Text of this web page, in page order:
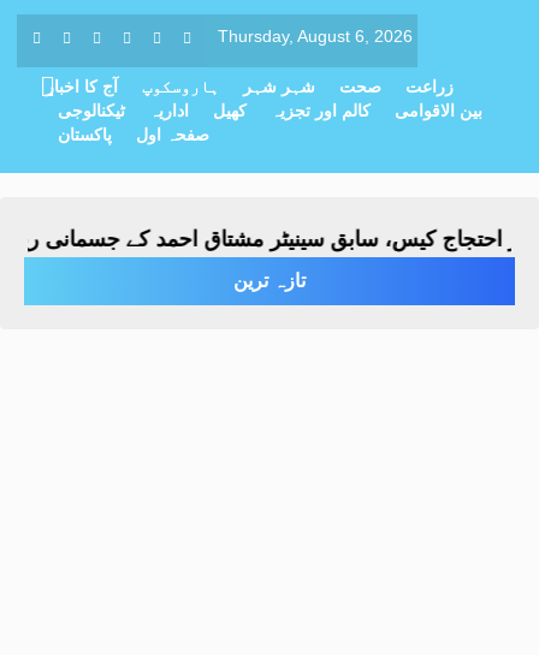
Thursday, August 6, 2026
آج کا اخبار ہاروسکوپ شہر شہر صحت
زراعت
ٹیکنالوجی
اداریہ کھیل کالم اور تجزیہ
بین الاقوامی
پاکستان
صفحہ اول
کیس، سابق سینیٹر مشتاق احمد کے جسمانی ریمانڈ میں 4 روز کی
تازہ ترین